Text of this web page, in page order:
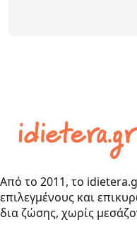
Από το 2011, το
επιλεγμένους και
δια ζώσης, χωρίς